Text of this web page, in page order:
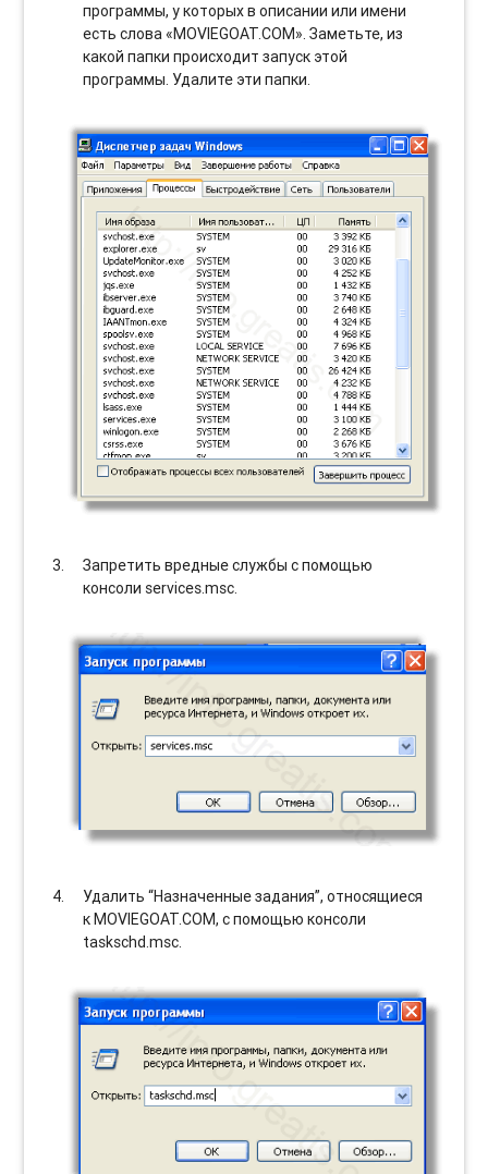
программы, у которых в описании или имени
есть слова «MOVIEGOAT.COM». Заметьте, из
какой папки происходит запуск этой
программы. Удалите эти папки.
Запретить вредные службы с помощью
консоли services.msc.
Удалить “Назначенные задания”, относящиеся
к MOVIEGOAT.COM, с помощью консоли
taskschd.msc.